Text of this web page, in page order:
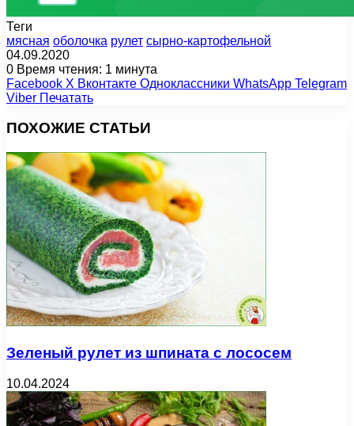
Теги
мясная оболочка рулет сырно-картофельной
04.09.2020
0 Время чтения: 1 минута
Facebook X Вконтакте Одноклассники WhatsApp Telegram
Viber Печатать
ПОХОЖИЕ СТАТЬИ
Зеленый рулет из шпината с лососем
10.04.2024